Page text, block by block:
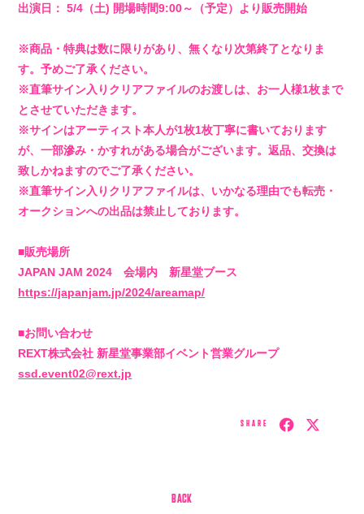
4log
movie
出演日： 5/4（土) 開場時間9:00～（予定）より販売開始
※商品・特典は数に限りがあり、無くなり次第終了となりま
す。予めご了承ください。
※直筆サイン入りクリアファイルのお渡しは、お一人様1枚まで
とさせていただきます。
※サインはアーティスト本人が1枚1枚丁寧に書いております
が、一部滲み・かすれがある場合がございます。返品、交換は
致しかねますのでご了承ください。
※直筆サイン入りクリアファイルは、いかなる理由でも転売・
オークションへの出品は禁止しております。
■販売場所
JAPAN JAM 2024 会場内 新星堂ブース
https://japanjam.jp/2024/areamap/
■お問い合わせ
REXT株式会社 新星堂事業部イベント営業グループ
ssd.event02@rext.jp
SHARE
BACK